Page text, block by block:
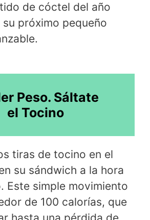
de cóctel del año
próximo pequeño
Peso. Sáltate
el Tocino
tiras de tocino en el
su sándwich a la hora
Este simple movimiento
de 100 calorías, que